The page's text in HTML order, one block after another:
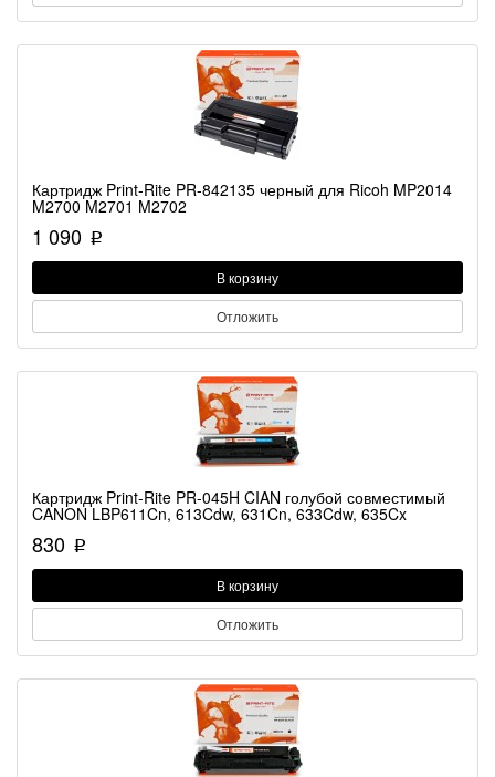
Картридж Print-Rite PR-842135 черный для Ricoh MP2014
M2700 M2701 M2702
1 090 p
В корзину
Отложить
Картридж Print-Rite PR-045H CIAN голубой совместимый
CANON LBP611Cn, 613Cdw, 631Cn, 633Cdw, 635Cx
830 p
В корзину
Отложить